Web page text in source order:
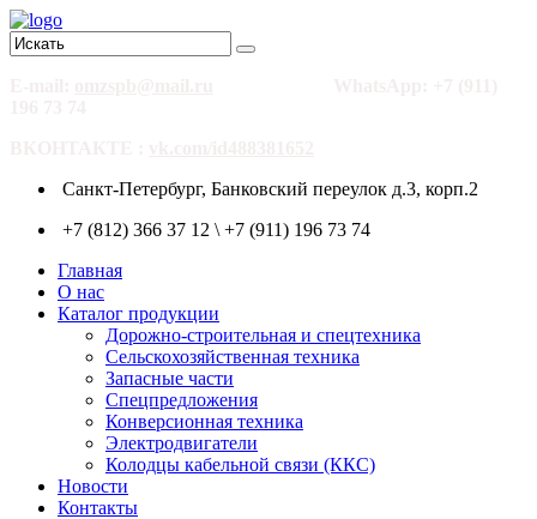
Санкт-Петербург, Банковский переулок д.3, корп.2
+7 (812) 366 37 12 \ +7 (911) 196 73 74
Главная
О нас
Каталог продукции
Дорожно-строительная и спецтехника
Сельскохозяйственная техника
Запасные части
Спецпредложения
Конверсионная техника
Электродвигатели
Колодцы кабельной связи (ККС)
Новости
Контакты